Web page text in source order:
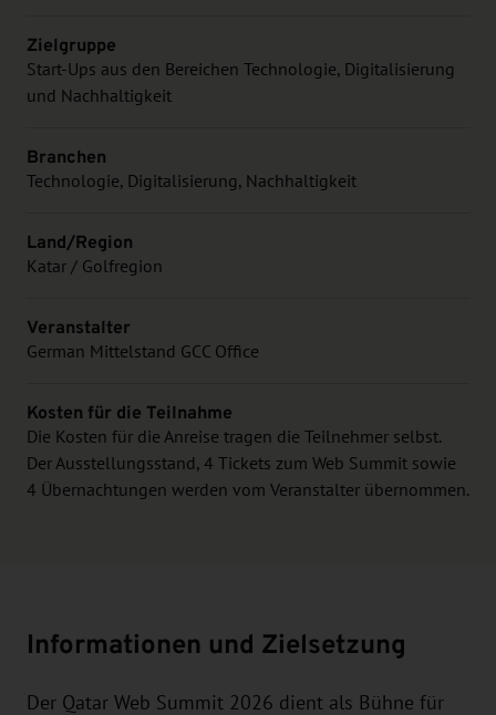
Zielgruppe
Start-Ups aus den Bereichen Technologie, Digitalisierung
und Nachhaltigkeit
Branchen
Technologie, Digitalisierung, Nachhaltigkeit
Land/Region
Katar / Golfregion
Veranstalter
German Mittelstand GCC Office
Kosten für die Teilnahme
Die Kosten für die Anreise tragen die Teilnehmer selbst.
Der Ausstellungsstand, 4 Tickets zum Web Summit sowie
4 Übernachtungen werden vom Veranstalter übernommen.
Informationen und Zielsetzung
Der Qatar Web Summit 2026 dient als Bühne für